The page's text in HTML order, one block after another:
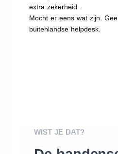
extra zekerheid.
Mocht er eens wat zijn.
buitenlandse helpdesk.
WIST JE DAT?